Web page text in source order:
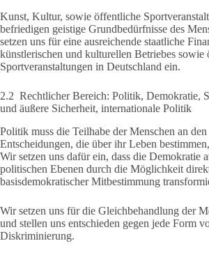
Kunst, Kultur, sowie öffentliche
befriedigen geistige Grundbedürfnisse des
setzen uns für eine ausreichende staatliche
künstlerischen und kulturellen Betriebes sowie
Sportveranstaltungen in Deutschland ein.
2.2 Rechtlicher Bereich: Politik, Demokratie,
und äußere Sicherheit, internationale Politik
Politik muss die Teilhabe der Menschen an den
Entscheidungen, die über ihr Leben
Wir setzen uns dafür ein, dass die Demokratie
politischen Ebenen durch die Möglichkeit
basisdemokratischer Mitbestimmung
Wir setzen uns für die Gleichbehandlung der
und stellen uns entschieden gegen jede Form
Diskriminierung.